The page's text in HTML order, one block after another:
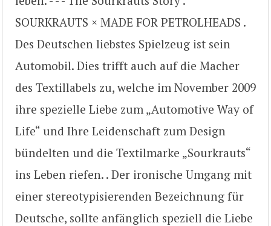
SOURKRAUTS × MADE FOR PETROLHEADS .
Des Deutschen liebstes Spielzeug ist sein
Automobil. Dies trifft auch auf die Macher
des Textillabels zu, welche im November 2009
ihre spezielle Liebe zum „Automotive Way of
Life“ und Ihre Leidenschaft zum Design
bündelten und die Textilmarke „Sourkrauts“
ins Leben riefen. . Der ironische Umgang mit
einer stereotypisierenden Bezeichnung für
Deutsche, sollte anfänglich speziell die Liebe